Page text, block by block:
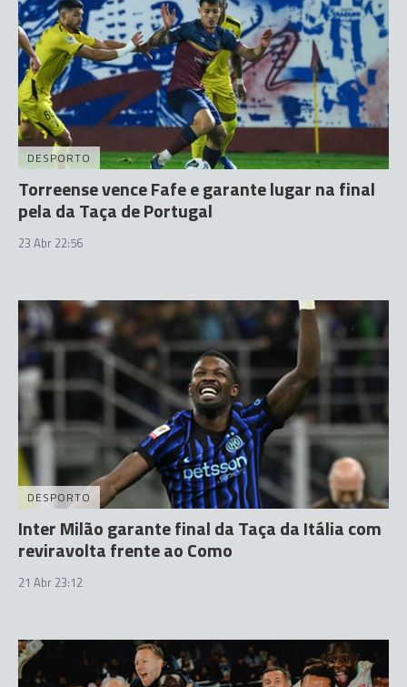
DESPORTO
Torreense vence Fafe e garante lugar na final
pela da Taça de Portugal
23 Abr 22:56
DESPORTO
Inter Milão garante final da Taça da Itália com
reviravolta frente ao Como
21 Abr 23:12